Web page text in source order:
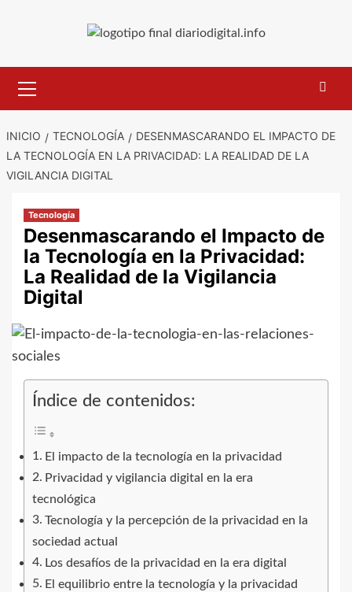
primario
INICIO TECNOLOGÍA
DESENMASCARANDO EL IMPACTO DE
LA TECNOLOGÍA EN LA PRIVACIDAD: LA REALIDAD DE LA
VIGILANCIA DIGITAL
Tecnología
Desenmascarando el Impacto de
la Tecnología en la Privacidad:
La Realidad de la Vigilancia
Digital
Índice de contenidos:
El impacto de la tecnología en la privacidad
Privacidad y vigilancia digital en la era
tecnológica
Tecnología y la percepción de la privacidad en la
sociedad actual
Los desafíos de la privacidad en la era digital
El equilibrio entre la tecnología y la privacidad